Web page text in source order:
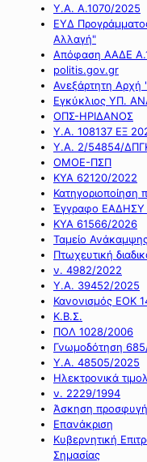
Υ.Α. Α.1070/2025
ΕΥΔ
Αλλαγή"
Απόφαση ΑΑΔΕ
politis.gov.gr
Ανεξάρτητη Αρχή
Εγκύκλιος ΥΠ.
ΟΠΣ-ΗΡΙΔΑΝΟΣ
Υ.Α. 108137 ΕΞ
Υ.Α. 2/54854/
ΟΜΟΕ-ΠΣΠ
ΚΥΑ 62120/2022
Κατηγοριοποίηση
Έγγραφο ΕΑΔΗΣΥ
ΚΥΑ 61566/2026
Ταμείο
Πτωχευτική
ν. 4982/2022
Υ.Α. 39452/2025
Κανονισμός ΕΟΚ
Κ.Β.Σ.
ΠΟΛ 1028/2006
Γνωμοδότηση
Υ.Α. 48505/2025
Ηλεκτρονικά
ν. 2229/1994
Άσκηση
Επανάκριση
Κυβερνητική
Σημασίας